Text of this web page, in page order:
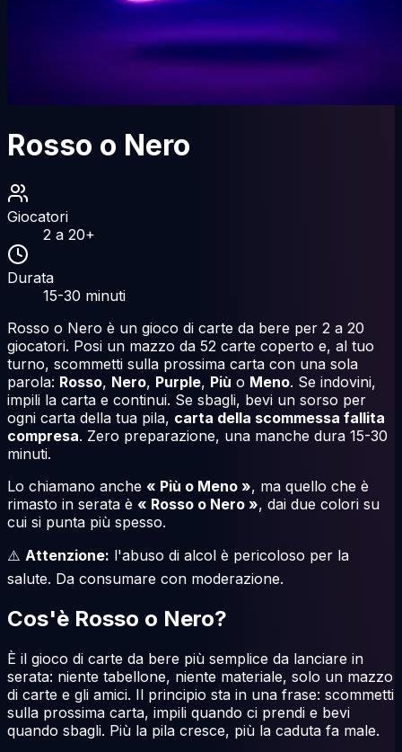
Rosso o Nero
Giocatori
2 a 20+
Durata
15-30 minuti
Rosso o Nero è un gioco di carte da bere per 2 a 20
giocatori. Posi un mazzo da 52 carte coperto e, al tuo
turno, scommetti sulla prossima carta con una sola
parola: Rosso, Nero, Purple, Più o Meno. Se indovini,
impili la carta e continui. Se sbagli, bevi un sorso per
ogni carta della tua pila, carta della scommessa fallita
compresa. Zero preparazione, una manche dura 15-30
minuti.
Lo chiamano anche « Più o Meno », ma quello che è
rimasto in serata è « Rosso o Nero », dai due colori su
cui si punta più spesso.
⚠️ Attenzione: l'abuso di alcol è pericoloso per la
salute. Da consumare con moderazione.
Cos'è Rosso o Nero?
È il gioco di carte da bere più semplice da lanciare in
serata: niente tabellone, niente materiale, solo un mazzo
di carte e gli amici. Il principio sta in una frase: scommetti
sulla prossima carta, impili quando ci prendi e bevi
quando sbagli. Più la pila cresce, più la caduta fa male.